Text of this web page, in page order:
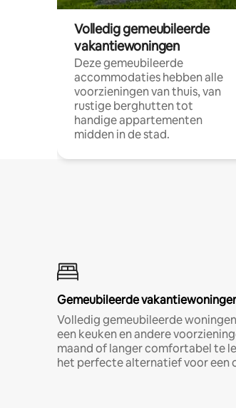
Volledig gemeubileerde
vakantiewoningen
Deze gemeubileerde
accommodaties hebben alle
voorzieningen van thuis, van
rustige berghutten tot
handige appartementen
midden in de stad.
Gemeubileerde
Volledig gemeubileerde
een keuken en andere
maand of langer comfortabel te
het perfecte alternatief voor een